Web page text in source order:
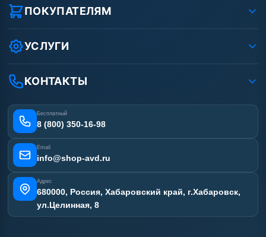
Реквизиты ООО «Шоп АВД»
Защита данных клиента
Условия соглашения
Вакансии
Статьи
ПОКУПАТЕЛЯМ
Как заказать?
Оплата
Доставка
Лизинг
Получить скидку
УСЛУГИ
Ремонт АВД
Сертификаты
Наши работы
Отзывы наших клиентов
Карта сайта
КОНТАКТЫ
Бесплатный
8 (800) 350-16-98
Email
info@shop-avd.ru
Адрес
680000, Россия, Хабаровский край, г.Хабаровск,
ул.Целинная, 8